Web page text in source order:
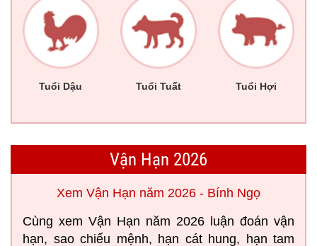
Tuổi Dậu Tuổi Tuất Tuổi Hợi
Vận Hạn 2026
Xem Vận Hạn năm 2026 - Bính Ngọ
Cùng xem Vận Hạn năm 2026 luận đoán vận
hạn, sao chiếu mệnh, hạn cát hung, hạn tam